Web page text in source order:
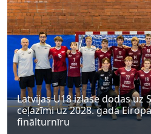
Latvijas U18 izlase dodas uz
ceļazīmi uz 2028. gada
finālturnīru